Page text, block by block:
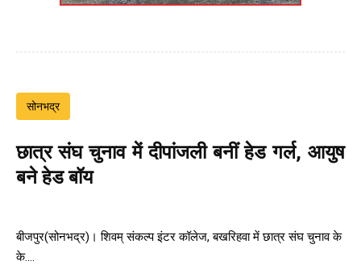
सोनभद्र
छात्र संघ चुनाव में दीपांजली बनीं हेड गर्ल, आयुष
बने हेड बॉय
बीजपुर(सोनभद्र)। शिवम् संकल्प इंटर कॉलेज, बखरिहवा में छात्र संघ चुनाव के
के....